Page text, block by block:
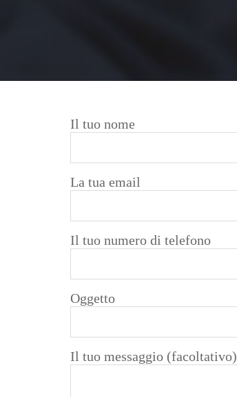
Il tuo nome
La tua email
Il tuo numero di telefono
Oggetto
Il tuo messaggio (facoltativo)